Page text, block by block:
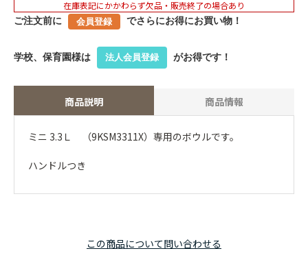
在庫表記にかかわらず欠品・販売終了の場合あり
ご注文前に 会員登録 でさらにお得にお買い物！
学校、保育園様は 法人会員登録 がお得です！
商品説明 商品情報
ミニ 3.3Ｌ （9KSM3311X）専用のボウルです。
ハンドルつき
この商品について問い合わせる